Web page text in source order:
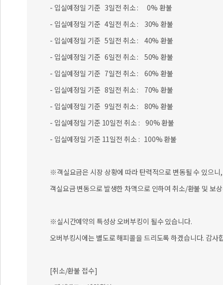
- 입실예정일 기준 3일전 취소 : 0% 환불
- 입실예정일 기준 4일전 취소 : 30% 환불
- 입실예정일 기준 5일전 취소 : 40% 환불
- 입실예정일 기준 6일전 취소 : 50% 환불
- 입실예정일 기준 7일전 취소 : 60% 환불
- 입실예정일 기준 8일전 취소 : 70% 환불
- 입실예정일 기준 9일전 취소 : 80% 환불
- 입실예정일 기준 10일전 취소 : 90% 환불
- 입실예정일 기준 11일전 취소 : 100% 환불
※객실요금은 시장 상황에 따라 탄력적으로 변동될 수 있으
객실요금 변동으로 발생한 차액으로 인하여 취소/환불 및 보
※실시간예약의 특성상 오버부킹이 될수 있습니다.
오버부킹시에는 별도로 해피콜을 드리도록 하겠습니다. 감사
[취소/환불 접수]